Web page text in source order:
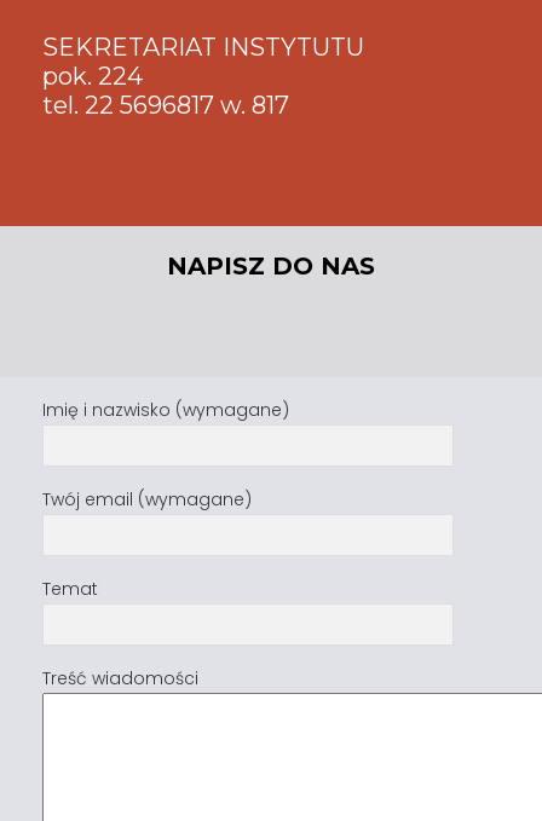
SEKRETARIAT INSTYTUTU
pok. 224
tel. 22 5696817 w. 817
NAPISZ DO NAS
Imię i nazwisko (wymagane)
Twój email (wymagane)
Temat
Treść wiadomości